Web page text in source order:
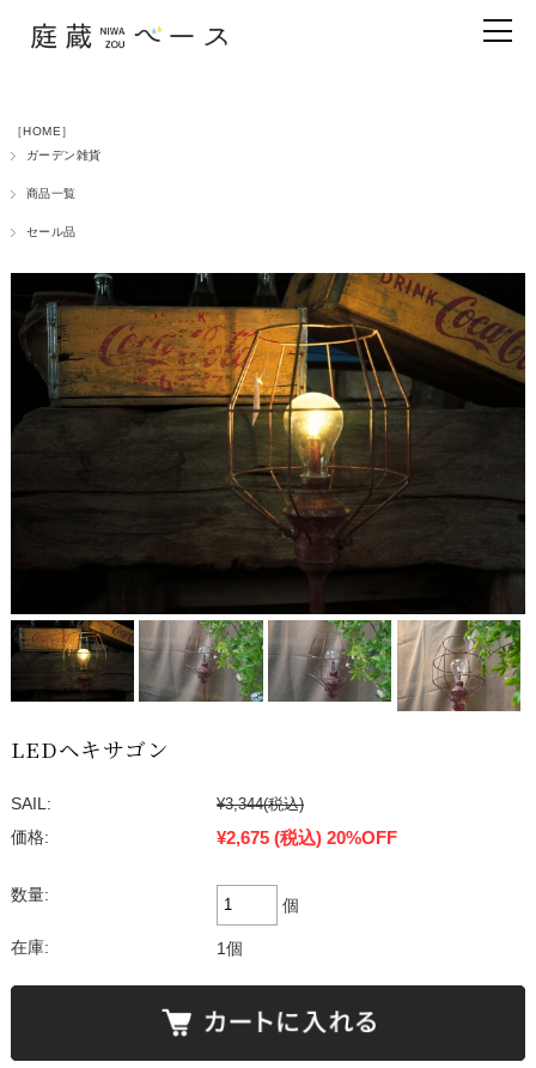
［HOME］
ガーデン雑貨
商品一覧
セール品
LEDヘキサゴン
SAIL: ¥3,344(税込)
価格:
¥2,675 (税込) 20%OFF
数量:
個
在庫: 1個